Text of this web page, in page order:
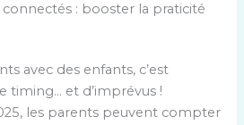
: booster la praticité
avec des enfants, c’est
timing… et d’imprévus !
les parents peuvent compter